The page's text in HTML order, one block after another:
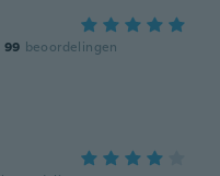
99 beoordelingen